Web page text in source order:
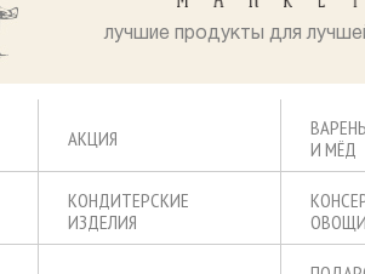
лучшие продукты для
АКЦИЯ
И МЁД
КОНДИТЕРСКИЕ
ИЗДЕЛИЯ
ОВОЩИ